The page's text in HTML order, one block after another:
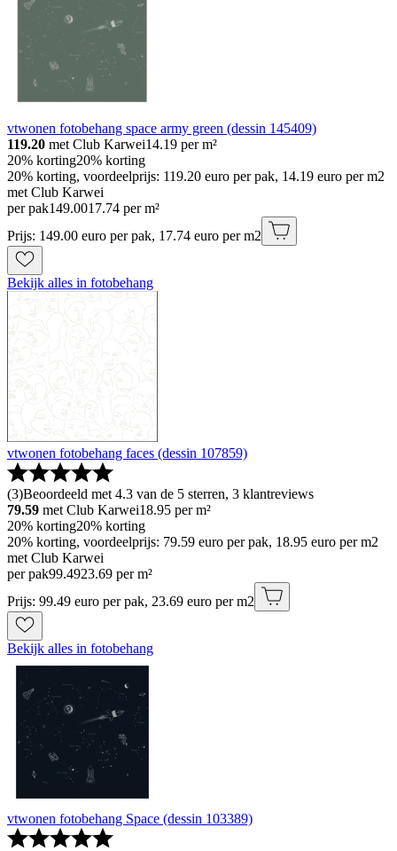
vtwonen fotobehang space army green (dessin 145409)
119.20 met Club Karwei14.19 per m²
20% korting20% korting
20% korting, voordeelprijs: 119.20 euro per pak, 14.19 euro per m2
met Club Karwei
per pak149.0017.74 per m²
Prijs: 149.00 euro per pak, 17.74 euro per m2
Bekijk alles in fotobehang
vtwonen fotobehang faces (dessin 107859)
(3)Beoordeeld met 4.3 van de 5 sterren, 3 klantreviews
79.59 met Club Karwei18.95 per m²
20% korting20% korting
20% korting, voordeelprijs: 79.59 euro per pak, 18.95 euro per m2
met Club Karwei
per pak99.4923.69 per m²
Prijs: 99.49 euro per pak, 23.69 euro per m2
Bekijk alles in fotobehang
vtwonen fotobehang Space (dessin 103389)